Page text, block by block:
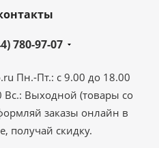
780-97-07
Пн.-Пт.: с 9.00 до 18.00
Вс.: Выходной (товары со
заказы онлайн в
получай скидку.